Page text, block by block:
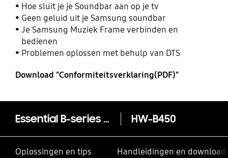
Hoe sluit je je Soundbar aan op je tv
Geen geluid uit je Samsung soundbar
Je Samsung Muziek Frame verbinden en
bedienen
Problemen oplossen met behulp van DTS
Download "Conformiteitsverklaring(PDF)"
Essential B-series Soundbar HW-B450 HW-B450
Oplossingen en tips Handleidingen en